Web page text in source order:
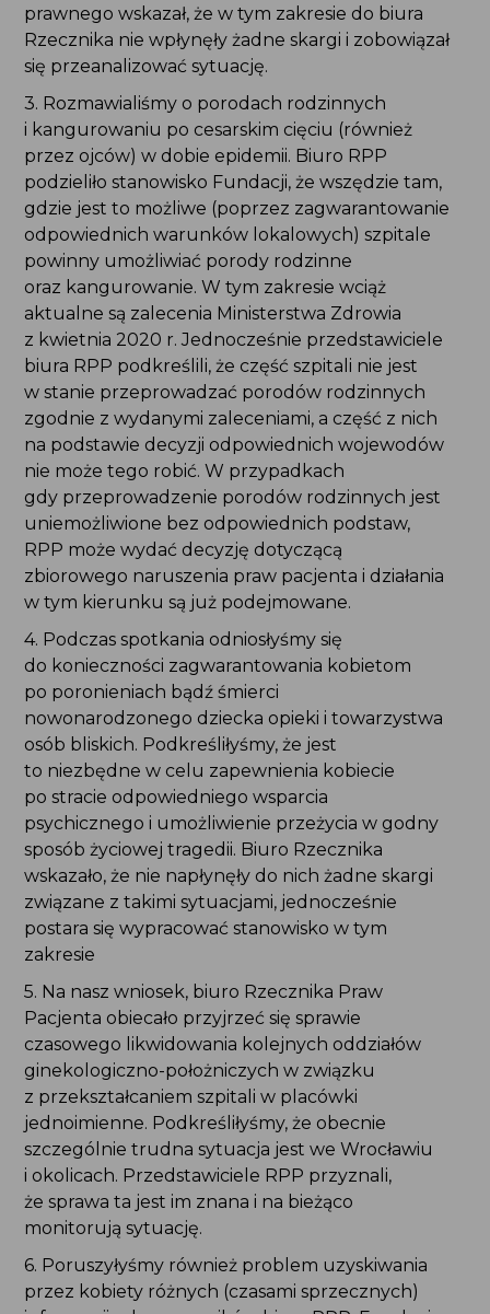
prawnego wskazał, że w tym zakresie do biura
Rzecznika nie wpłynęły żadne skargi i zobowiązał
się przeanalizować sytuację.
3. Rozmawialiśmy o porodach rodzinnych
i kangurowaniu po cesarskim cięciu (również
przez ojców) w dobie epidemii. Biuro RPP
podzieliło stanowisko Fundacji, że wszędzie tam,
gdzie jest to możliwe (poprzez zagwarantowanie
odpowiednich warunków lokalowych) szpitale
powinny umożliwiać porody rodzinne
oraz kangurowanie. W tym zakresie wciąż
aktualne są zalecenia Ministerstwa Zdrowia
z kwietnia 2020 r. Jednocześnie przedstawiciele
biura RPP podkreślili, że część szpitali nie jest
w stanie przeprowadzać porodów rodzinnych
zgodnie z wydanymi zaleceniami, a część z nich
na podstawie decyzji odpowiednich wojewodów
nie może tego robić. W przypadkach
gdy przeprowadzenie porodów rodzinnych jest
uniemożliwione bez odpowiednich podstaw,
RPP może wydać decyzję dotyczącą
zbiorowego naruszenia praw pacjenta i działania
w tym kierunku są już podejmowane.
4. Podczas spotkania odniosłyśmy się
do konieczności zagwarantowania kobietom
po poronieniach bądź śmierci
nowonarodzonego dziecka opieki i towarzystwa
osób bliskich. Podkreśliłyśmy, że jest
to niezbędne w celu zapewnienia kobiecie
po stracie odpowiedniego wsparcia
psychicznego i umożliwienie przeżycia w godny
sposób życiowej tragedii. Biuro Rzecznika
wskazało, że nie napłynęły do nich żadne skargi
związane z takimi sytuacjami, jednocześnie
postara się wypracować stanowisko w tym
zakresie
5. Na nasz wniosek, biuro Rzecznika Praw
Pacjenta obiecało przyjrzeć się sprawie
czasowego likwidowania kolejnych oddziałów
ginekologiczno-położniczych w związku
z przekształcaniem szpitali w placówki
jednoimienne. Podkreśliłyśmy, że obecnie
szczególnie trudna sytuacja jest we Wrocławiu
i okolicach. Przedstawiciele RPP przyznali,
że sprawa ta jest im znana i na bieżąco
monitorują sytuację.
6. Poruszyłyśmy również problem uzyskiwania
przez kobiety różnych (czasami sprzecznych)